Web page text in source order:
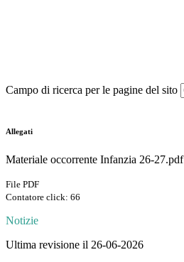
Campo di ricerca per le pagine del sito
Allegati
Materiale occorrente Infanzia 26-27.pdf
File PDF
Contatore click: 66
Notizie
Ultima revisione il 26-06-2026